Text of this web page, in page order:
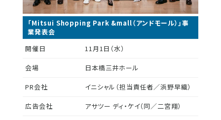
「Mitsui Shopping Park &mall（アンドモール）」事
業発表会
開催日
11月1日（水）
会場 日本橋三井ホール
PR会社 イニシャル（担当責任者／浜野早織）
広告会社 アサツー ディ・ケイ（同／二宮翔）